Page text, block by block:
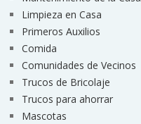
Limpieza en Casa
Primeros Auxilios
Comida
Comunidades de Vecinos
Trucos de Bricolaje
Trucos para ahorrar
Mascotas